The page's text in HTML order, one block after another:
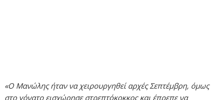
«Ο Μανώλης ήταν να χειρουργηθεί αρχές Σεπτέμβρη, όμως
στο γόνατο εισχώρησε στρεπτόκοκκος και έπρεπε να